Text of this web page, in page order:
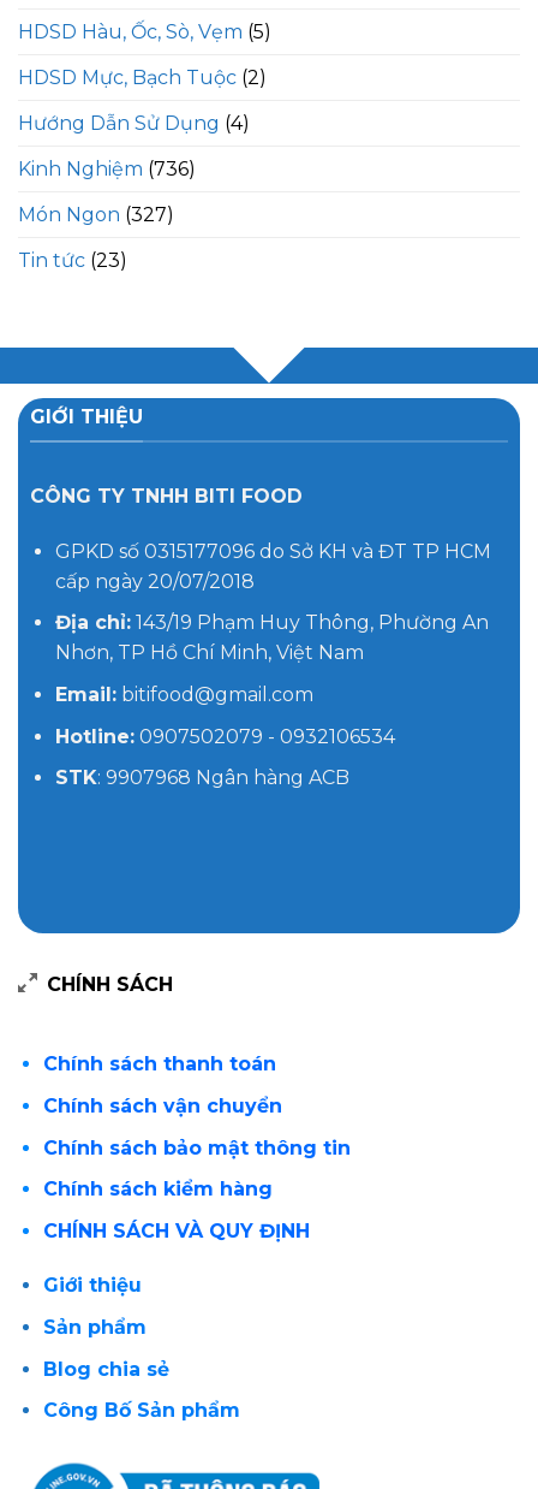
HDSD Hàu, Ốc, Sò, Vẹm (5)
HDSD Mực, Bạch Tuộc (2)
Hướng Dẫn Sử Dụng (4)
Kinh Nghiệm (736)
Món Ngon (327)
Tin tức (23)
GIỚI THIỆU
CÔNG TY TNHH BITI FOOD
GPKD số 0315177096 do Sở KH và ĐT TP HCM
cấp ngày 20/07/2018
Địa chỉ:143/19 Phạm Huy Thông, Phường An
Nhơn, TP Hồ Chí Minh, Việt Nam
Email:bitifood@gmail.com
Hotline:0907502079 - 0932106534
STK: 9907968 Ngân hàng ACB
CHÍNH SÁCH
Chính sách thanh toán
Chính sách vận chuyển
Chính sách bảo mật thông tin
Chính sách kiểm hàng
CHÍNH SÁCH VÀ QUY ĐỊNH
Giới thiệu
Sản phẩm
Blog chia sẻ
Công Bố Sản phẩm